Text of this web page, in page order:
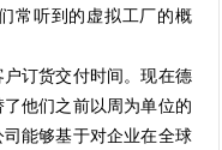
常听到的虚拟工厂的概
订货交付时间。现在德
他们之前以周为单位的
能够基于对企业在全球